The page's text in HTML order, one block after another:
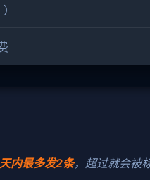
内最多发2条，超过就会被